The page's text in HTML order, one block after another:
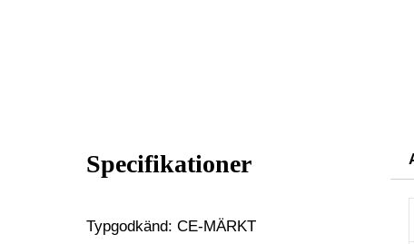
Specifikationer
Typgodkänd: CE-MÄRKT